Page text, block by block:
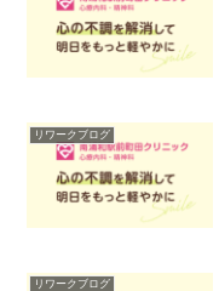
リワークブログ
リワークブログ